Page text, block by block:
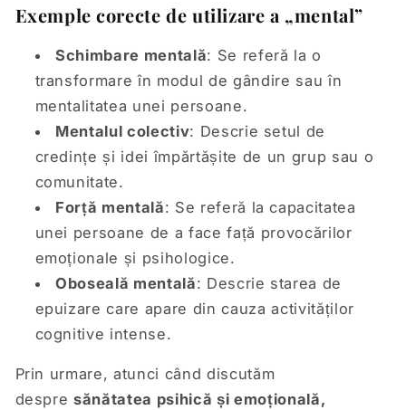
Exemple corecte de utilizare a „mental”
Schimbare mentală: Se referă la o
transformare în modul de gândire sau în
mentalitatea unei persoane.
Mentalul colectiv: Descrie setul de
credințe și idei împărtășite de un grup sau o
comunitate.
Forță mentală: Se referă la capacitatea
unei persoane de a face față provocărilor
emoționale și psihologice.
Oboseală mentală: Descrie starea de
epuizare care apare din cauza activităților
cognitive intense.
Prin urmare, atunci când discutăm
despre sănătatea psihică și emoțională,